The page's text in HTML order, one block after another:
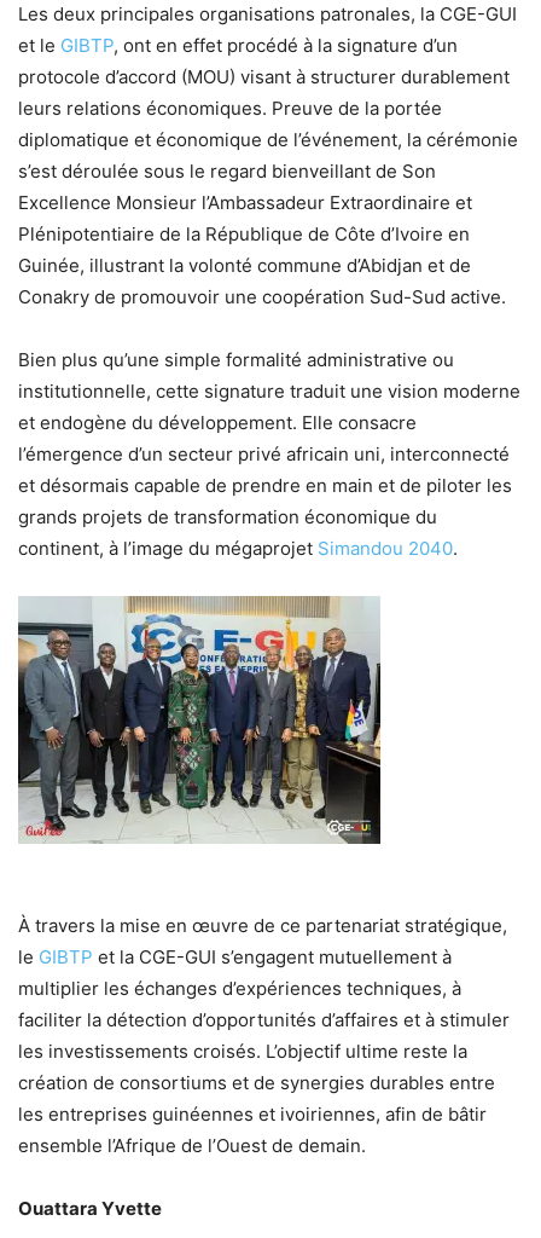
Les deux principales organisations patronales, la CGE-GUI
et le GIBTP, ont en effet procédé à la signature d’un
protocole d’accord (MOU) visant à structurer durablement
leurs relations économiques. Preuve de la portée
diplomatique et économique de l’événement, la cérémonie
s’est déroulée sous le regard bienveillant de Son
Excellence Monsieur l’Ambassadeur Extraordinaire et
Plénipotentiaire de la République de Côte d’Ivoire en
Guinée, illustrant la volonté commune d’Abidjan et de
Conakry de promouvoir une coopération Sud-Sud active.
Bien plus qu’une simple formalité administrative ou
institutionnelle, cette signature traduit une vision moderne
et endogène du développement. Elle consacre
l’émergence d’un secteur privé africain uni, interconnecté
et désormais capable de prendre en main et de piloter les
grands projets de transformation économique du
continent, à l’image du mégaprojet Simandou 2040.
À travers la mise en œuvre de ce partenariat stratégique,
le GIBTP et la CGE-GUI s’engagent mutuellement à
multiplier les échanges d’expériences techniques, à
faciliter la détection d’opportunités d’affaires et à stimuler
les investissements croisés. L’objectif ultime reste la
création de consortiums et de synergies durables entre
les entreprises guinéennes et ivoiriennes, afin de bâtir
ensemble l’Afrique de l’Ouest de demain.
Ouattara Yvette